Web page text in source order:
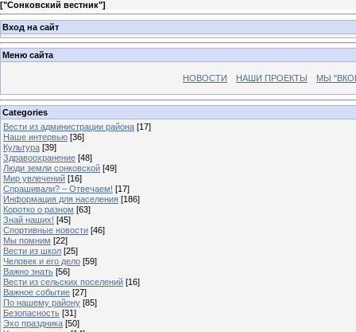
["Сонковский вестник"]
Вход на сайт
Меню сайта
НОВОСТИ НАШИ ПРОЕКТЫ МЫ
Categories
Вести из администрации района [17]
Наше интервью [36]
Культура [39]
Здравоохранение [48]
Люди земли сонковской [49]
Мир увлечений [16]
Спрашивали? – Отвечаем! [17]
Информация для населения [186]
Коротко о разном [63]
Знай наших! [45]
Спортивные новости [46]
Мы помним [22]
Вести из школ [25]
Человек и его дело [59]
Важно знать [56]
Вести из сельских поселений [16]
Важное событие [27]
По нашему району [85]
Безопасность [31]
Эхо праздника [50]